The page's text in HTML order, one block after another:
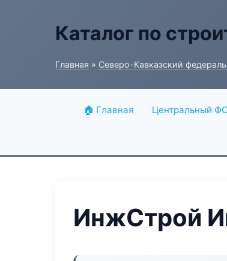
Каталог по
Главная » Северо-Кавказский
🏠 Главная Центральный
ИнжСтрой